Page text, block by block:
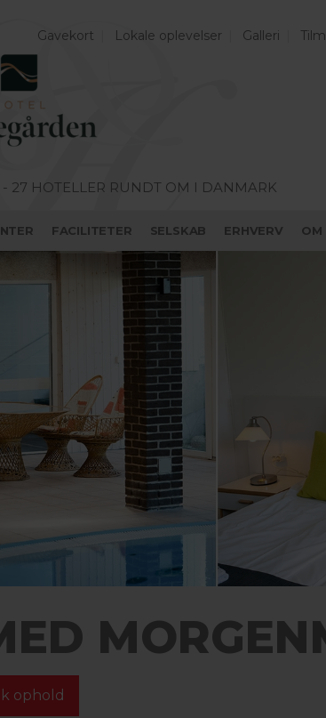
Gavekort Lokale oplevelser Galleri
- 27 HOTELLER RUNDT OM I DANMARK
FACILITETER SELSKAB ERHVERV OM
ophold